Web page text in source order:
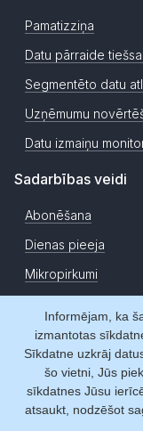
Pamatizziņa
Datu pārraide
Segmentēto datu
Uzņēmumu
Datu izmaiņu
Sadarbības veidi
Abonēšana
Dienas pieeja
Mikropirkumi
Meklēšana
Uzņēmumi
Personas
Informējam, ka
izmantotas
Sīkdatne uzkrāj
šo vietni, Jūs
sīkdatnes Jūsu
atsaukt, nodzēšot